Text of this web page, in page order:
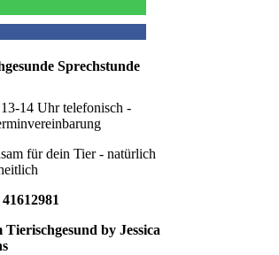
Sprechstunde
14 Uhr telefonisch -
für dein Tier - natürlich
by Jessica